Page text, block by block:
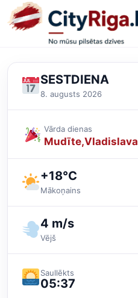
SESTDIENA
8. augusts 2026
Vārda dienas
Mudīte Vladislava
+18°C
Mākoņains
4 m/s
Vējš
Saullēkts
05:37